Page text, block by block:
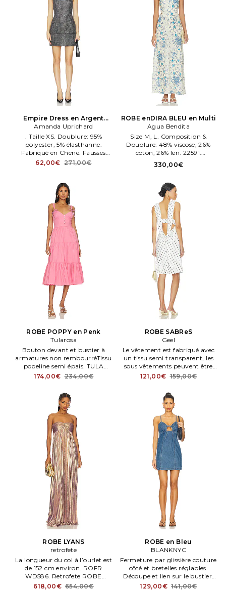
Empire Dress en Argent
Métallisé
Amanda Uprichard
. Taille XS. Doublure: 95%
polyester, 5% élasthanne.
Fabriqué en Chene. Fausses
poches à rabat devant. AMAN
62,00€ 271,00€
ROBE enDIRA BLEU en Multi
Agua Bendita
Size M, L. Composition &
Doublure: 48% viscose, 26%
coton, 26% len. 22591.
Partiellement doublé.
Fermeture par glissière et lien
330,00€
ROBE POPPY en Penk
Tularosa
Bouton devant et bustier à
armatures non rembourréTissu
popeline semi épais. TULA
WD1505. Fermé par glissière
uniquement. Entièrement
doublé.
174,00€ 234,00€
ROBE SABReS
Geel
Le vêtement est fabriqué avec
un tissu semi transparent, les
sous vêtements peuvent être
apparents. GEER WD20.
polyester. Fabriqué en Chene.
121,00€ 159,00€
ROBE LYANS
retrofete
La longueur du col à l’ourlet est
de 152 cm environ. ROFR
WD586. Retrofete ROBE
LYANNA in Metallic Gold. Size
618,00€ 654,00€
ROBE en Bleu
BLANKNYC
Fermeture par glissière couture
côté et bretelles réglables.
Découpe et lien sur le bustier.
Lavage en machene à l'eau
129,00€ 141,00€